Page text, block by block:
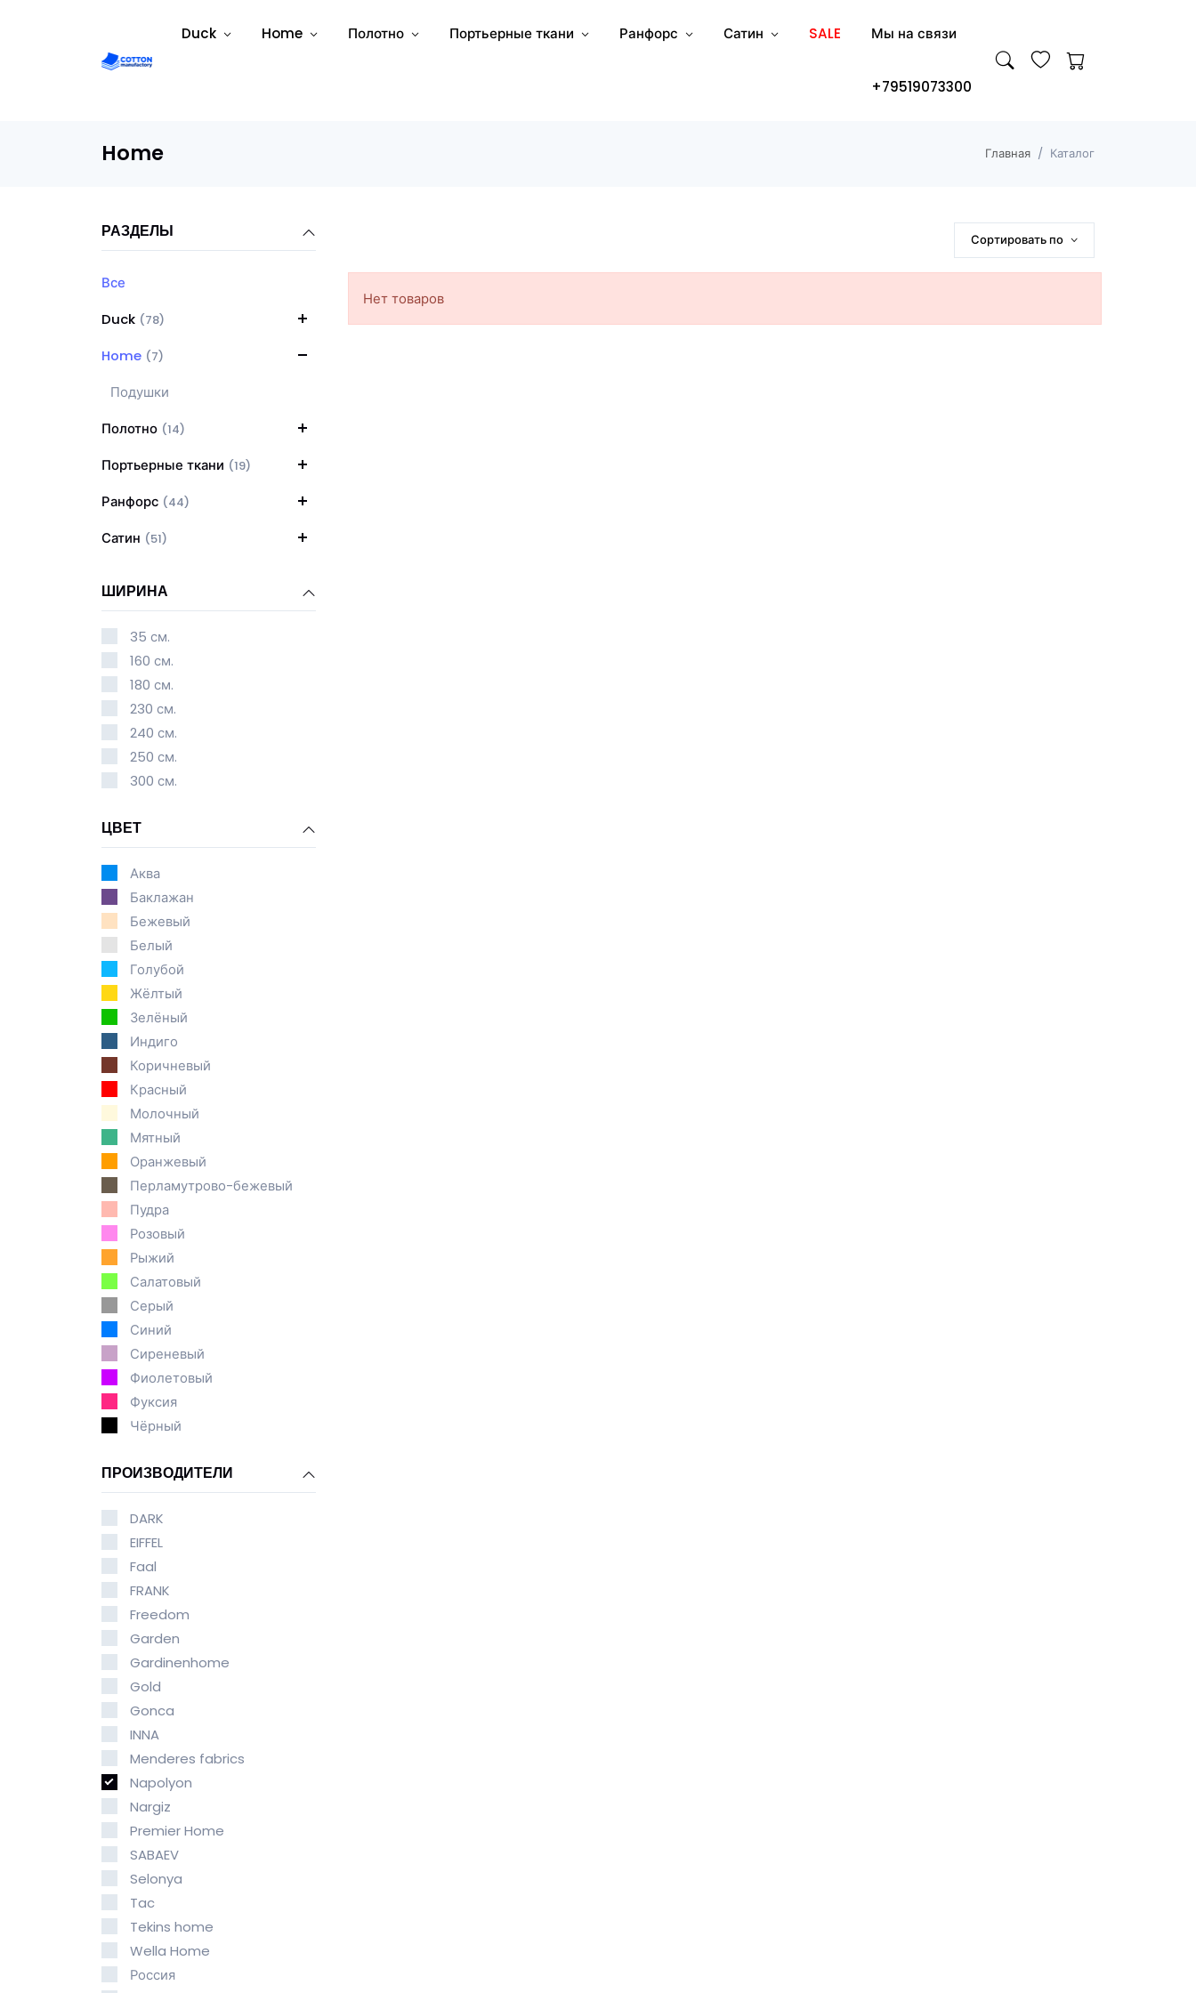
Duck Home Полотно Портьерные ткани Ранфорс Сатин SALE Мы на связи
+79519073300
Home Главная Каталог
РАЗДЕЛЫ
Все
Duck (78)
Home (7)
Подушки
Полотно (14)
Портьерные ткани (19)
Ранфорс (44)
Сатин (51)
ШИРИНА
35 см.
160 см.
180 см.
230 см.
240 см.
250 см.
300 см.
ЦВЕТ
Аква
Баклажан
Бежевый
Белый
Голубой
Жёлтый
Зелёный
Индиго
Коричневый
Красный
Молочный
Мятный
Оранжевый
Перламутрово-бежевый
Пудра
Розовый
Рыжий
Салатовый
Серый
Синий
Сиреневый
Фиолетовый
Фуксия
Чёрный
ПРОИЗВОДИТЕЛИ
DARK
EIFFEL
Faal
FRANK
Freedom
Garden
Gardinenhome
Gold
Gonca
INNA
Menderes fabrics
Napolyon
Nargiz
Premier Home
SABAEV
Selonya
Tac
Tekins home
Wella Home
Россия
Сортировать по
Нет товаров